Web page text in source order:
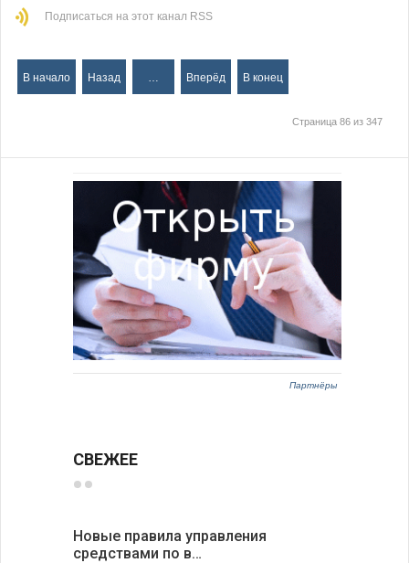
Подписаться на этот канал RSS
В начало Назад Вперёд В конец
Страница 86 из 347
Партнёры
СВЕЖЕЕ
Новые правила управления
средствами по в…